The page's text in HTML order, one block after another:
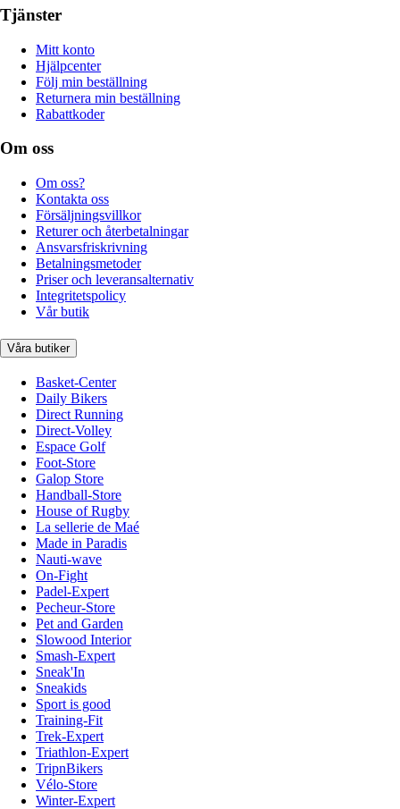
Tjänster
Mitt konto
Hjälpcenter
Följ min beställning
Returnera min beställning
Rabattkoder
Om oss
Om oss?
Kontakta oss
Försäljningsvillkor
Returer och återbetalningar
Ansvarsfriskrivning
Betalningsmetoder
Priser och leveransalternativ
Integritetspolicy
Vår butik
Våra butiker
Basket-Center
Daily Bikers
Direct Running
Direct-Volley
Espace Golf
Foot-Store
Galop Store
Handball-Store
House of Rugby
La sellerie de Maé
Made in Paradis
Nauti-wave
On-Fight
Padel-Expert
Pecheur-Store
Pet and Garden
Slowood Interior
Smash-Expert
Sneak'In
Sneakids
Sport is good
Training-Fit
Trek-Expert
Triathlon-Expert
TripnBikers
Vélo-Store
Winter-Expert